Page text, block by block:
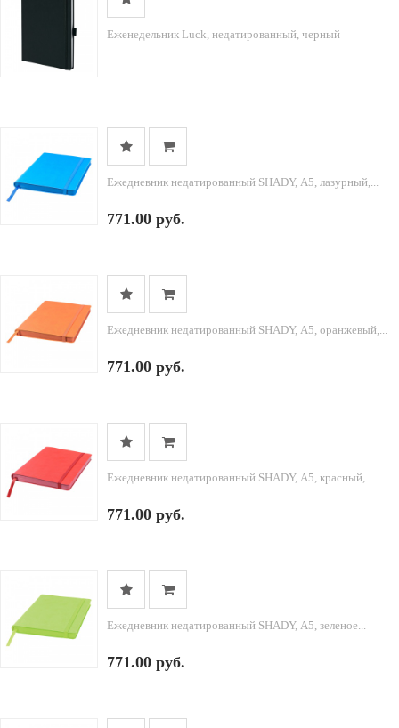
Еженедельник Luck, недатированный, черный
Ежедневник недатированный SHADY, А5, лазурный,...
771.00 руб.
Ежедневник недатированный SHADY, А5, оранжевый,...
771.00 руб.
Ежедневник недатированный SHADY, А5, красный,...
771.00 руб.
Ежедневник недатированный SHADY, А5, зеленое...
771.00 руб.